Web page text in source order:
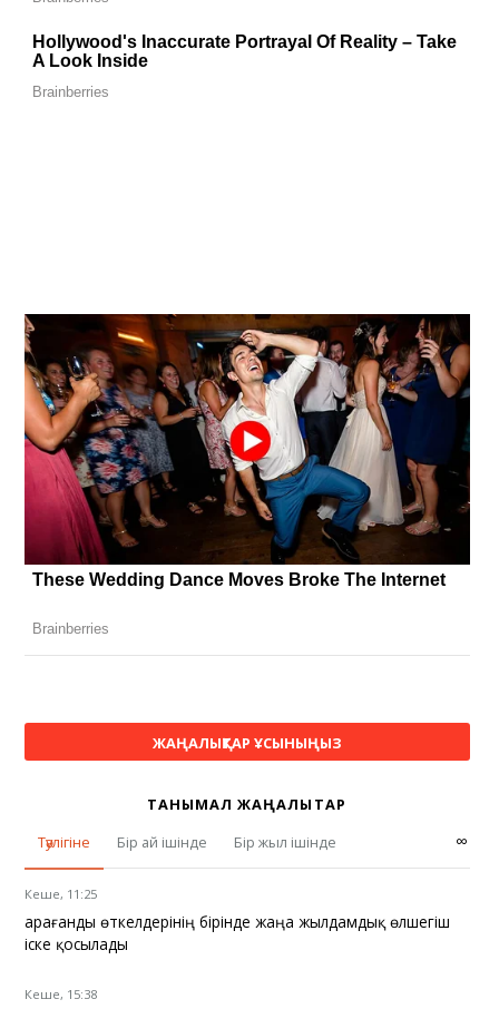
ЖАҢАЛЫҚТАР ҰСЫНЫҢЫЗ
ТАНЫМАЛ ЖАҢАЛЫҚТАР
Тәулігіне
Бір ай ішінде Бір жыл ішінде ∞
Кеше, 11:25
Қарағанды өткелдерінің бірінде жаңа жылдамдық өлшегіш
іске қосылады
Кеше, 15:38